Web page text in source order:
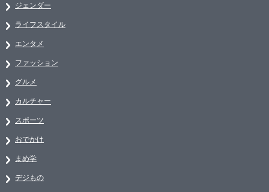
ジェンダー
ライフスタイル
エンタメ
ファッション
グルメ
カルチャー
スポーツ
おでかけ
まめ学
デジもの